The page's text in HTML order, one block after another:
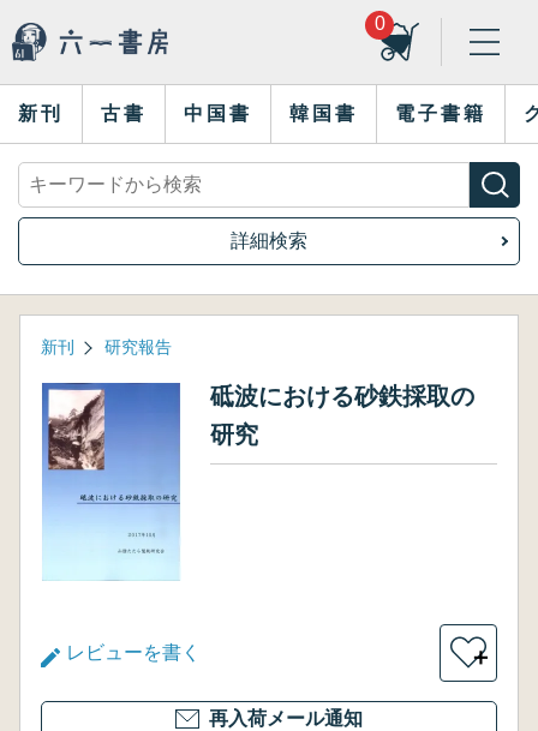
0
新刊 古書 中国書 韓国書 電子書籍
詳細検索
新刊 研究報告
砥波における砂鉄採取の
研究
レビューを書く ＋
再入荷メール通知